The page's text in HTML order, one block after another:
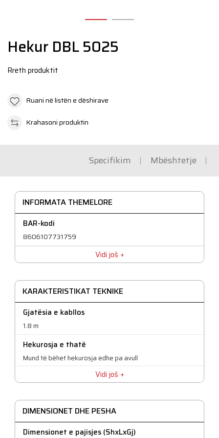
Hekur DBL 5025
Rreth produktit
Ruani në listën e dëshirave
Krahasoni produktin
Specifikim Mbështetje
INFORMATA THEMELORE
BAR-kodi
8606107731759
Vidi još
KARAKTERISTIKAT TEKNIKE
Gjatësia e kabllos
1.8 m
Hekurosja e thatë
Mund të bëhet hekurosja edhe pa avull
Rezervoar i tejdukshëm për mbushje të lehtë
260 ml
Vidi još
DIMENSIONET DHE PESHA
Dimensionet e pajisjes (ShxLxGj)